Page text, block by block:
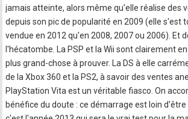
jamais atteinte, alors même qu'elle réalise des
depuis son pic de popularité en 2009 (elle s'est
vendue en 2012 qu'en 2008, 2007 ou 2006). Et
l'hécatombe. La PSP et la Wii sont clairement
plus grand-chose à prouver. La DS à elle
de la Xbox 360 et la PS2, à savoir des ventes
PlayStation Vita est un véritable fiasco. On
bénéfice du doute : ce démarrage est loin